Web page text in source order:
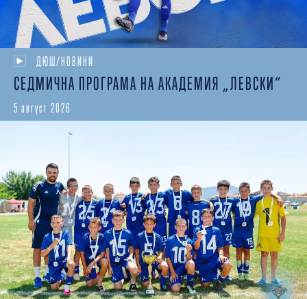
ДЮШ/НОВИНИ
СЕДМИЧНА ПРОГРАМА НА АКАДЕМИЯ „ЛЕВСКИ“
5 август 2026